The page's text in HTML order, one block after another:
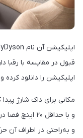
قبول در مقایسه با رقبا
اپلیکیشن را دانلود
مکانی برای داک شارژ
و با حداقل ۲۰
و به‌راحتی در اطراف آن